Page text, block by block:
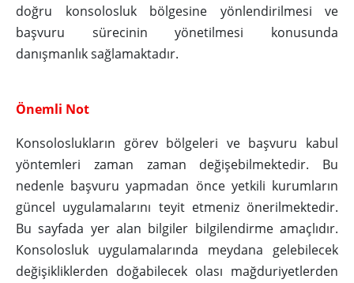
doğru konsolosluk bölgesine yönlendirilmesi ve
başvuru sürecinin yönetilmesi konusunda
danışmanlık sağlamaktadır.
Önemli Not
Konsoloslukların görev bölgeleri ve başvuru kabul
yöntemleri zaman zaman değişebilmektedir. Bu
nedenle başvuru yapmadan önce yetkili kurumların
güncel uygulamalarını teyit etmeniz önerilmektedir.
Bu sayfada yer alan bilgiler bilgilendirme amaçlıdır.
Konsolosluk uygulamalarında meydana gelebilecek
değişikliklerden doğabilecek olası mağduriyetlerden